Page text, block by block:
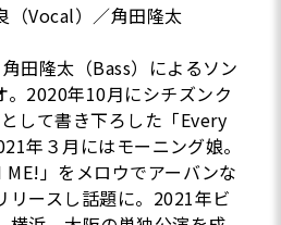
Vocal）／角田隆太
田隆太（Bass）によるソン
。2020年10月にシチズンク
して書き下ろした「Every
年３月にはモーニング娘。
」をメロウでアーバンな
リースし話題に。2021年ビ